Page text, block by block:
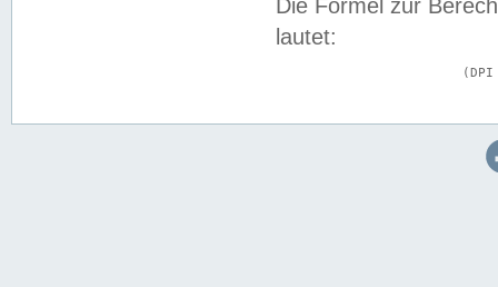
Die Formel zur
lautet: